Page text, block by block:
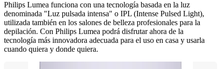
Philips Lumea funciona con una tecnología basada en la luz
denominada "Luz pulsada intensa" o IPL (Intense Pulsed Light),
utilizada también en los salones de belleza profesionales para la
depilación. Con Philips Lumea podrá disfrutar ahora de la
tecnología más innovadora adecuada para el uso en casa y usarla
cuando quiera y donde quiera.